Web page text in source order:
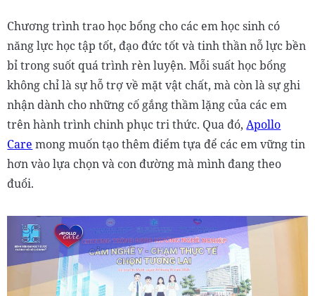
Chương trình trao học bổng cho các em học sinh có
năng lực học tập tốt, đạo đức tốt và tinh thần nỗ lực bền
bỉ trong suốt quá trình rèn luyện. Mỗi suất học bổng
không chỉ là sự hỗ trợ về mặt vật chất, mà còn là sự ghi
nhận dành cho những cố gắng thầm lặng của các em
trên hành trình chinh phục tri thức. Qua đó,Apollo
Care mong muốn tạo thêm điểm tựa để các em vững tin
hơn vào lựa chọn và con đường mà mình đang theo
đuổi.